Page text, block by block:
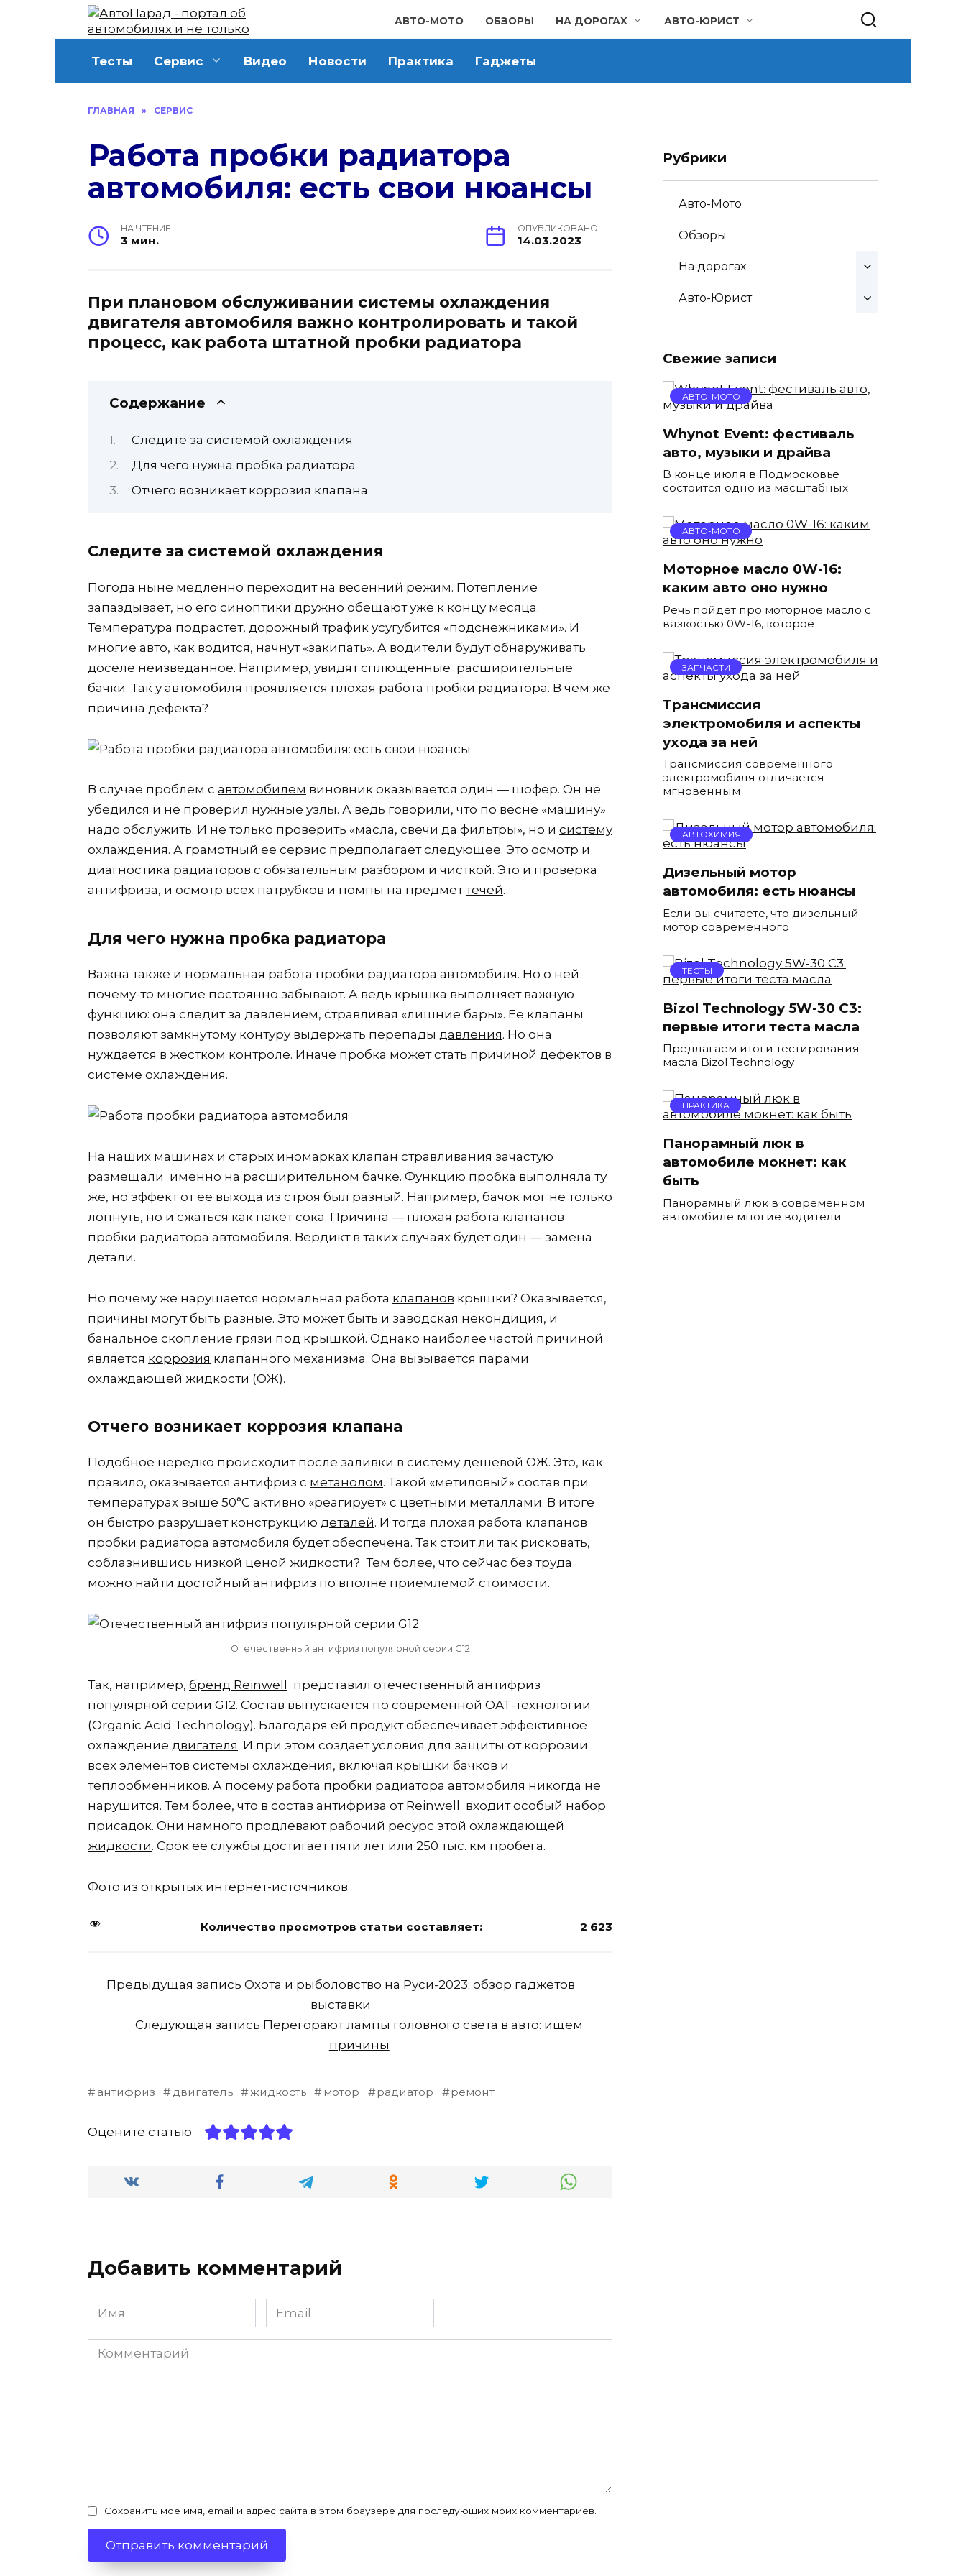
содержанию
АВТО-МОТО ОБЗОРЫ НА ДОРОГАХ АВТО-ЮРИСТ
Тесты Сервис Видео Новости Практика Гаджеты
ГЛАВНАЯ » СЕРВИС
Работа пробки радиатора
автомобиля: есть свои нюансы
НА ЧТЕНИЕ
3 мин.
ОПУБЛИКОВАНО
14.03.2023
При плановом обслуживании системы охлаждения
двигателя автомобиля важно контролировать и такой
процесс, как работа штатной пробки радиатора
Содержание
Следите за системой охлаждения
Для чего нужна пробка радиатора
Отчего возникает коррозия клапана
Следите за системой охлаждения
Погода ныне медленно переходит на весенний режим. Потепление
запаздывает, но его синоптики дружно обещают уже к концу месяца.
Температура подрастет, дорожный трафик усугубится «подснежниками». И
многие авто, как водится, начнут «закипать». А водители будут обнаруживать
доселе неизведанное. Например, увидят сплющенные расширительные
бачки. Так у автомобиля проявляется плохая работа пробки радиатора. В чем же
причина дефекта?
В случае проблем с автомобилем виновник оказывается один — шофер. Он не
убедился и не проверил нужные узлы. А ведь говорили, что по весне «машину»
надо обслужить. И не только проверить «масла, свечи да фильтры», но и систему
охлаждения. А грамотный ее сервис предполагает следующее. Это осмотр и
диагностика радиаторов с обязательным разбором и чисткой. Это и проверка
антифриза, и осмотр всех патрубков и помпы на предметтечей.
Для чего нужна пробка радиатора
Важна также и нормальная работа пробки радиатора автомобиля. Но о ней
почему-то многие постоянно забывают. А ведь крышка выполняет важную
функцию: она следит за давлением, стравливая «лишние бары». Ее клапаны
позволяют замкнутому контуру выдержать перепады давления. Но она
нуждается в жестком контроле. Иначе пробка может стать причиной дефектов в
системе охлаждения.
На наших машинах и старых иномарках клапан стравливания зачастую
размещали именно на расширительном бачке. Функцию пробка выполняла ту
же, но эффект от ее выхода из строя был разный. Например, бачок мог не только
лопнуть, но и сжаться как пакет сока. Причина — плохая работа клапанов
пробки радиатора автомобиля. Вердикт в таких случаях будет один — замена
детали.
Но почему же нарушается нормальная работа клапанов крышки? Оказывается,
причины могут быть разные. Это может быть и заводская некондиция, и
банальное скопление грязи под крышкой. Однако наиболее частой причиной
является коррозия клапанного механизма. Она вызывается парами
охлаждающей жидкости (ОЖ).
Отчего возникает коррозия клапана
Подобное нередко происходит после заливки в систему дешевой ОЖ. Это, как
правило, оказывается антифриз с метанолом. Такой «метиловый» состав при
температурах выше 50°С активно «реагирует» с цветными металлами. В итоге
он быстро разрушает конструкцию деталей. И тогда плохая работа клапанов
пробки радиатора автомобиля будет обеспечена. Так стоит ли так рисковать,
соблазнившись низкой ценой жидкости? Тем более, что сейчас без труда
можно найти достойный антифриз по вполне приемлемой стоимости.
Отечественный антифриз популярной серии G12
Так, например, бренд Reinwell представил отечественный антифриз
популярной серии G12. Состав выпускается по современной OAT-технологии
(Organic Acid Technology). Благодаря ей продукт обеспечивает эффективное
охлаждение двигателя. И при этом создает условия для защиты от коррозии
всех элементов системы охлаждения, включая крышки бачков и
теплообменников. А посему работа пробки радиатора автомобиля никогда не
нарушится. Тем более, что в состав антифриза от Reinwell входит особый набор
присадок. Они намного продлевают рабочий ресурс этой охлаждающей
жидкости. Срок ее службы достигает пяти лет или 250 тыс. км пробега.
Фото из открытых интернет-источников
Количество просмотров статьи составляет: 2 623
Предыдущая записьОхота и рыболовство на Руси-2023: обзор гаджетов
выставки
Следующая запись Перегорают лампы головного света в авто: ищем
причины
антифриз двигатель жидкость мотор радиатор ремонт
Оцените статью
Добавить комментарий
Имя
Email
Комментарий
Сохранить моё имя, email и адрес сайта в этом браузере для последующих моих комментариев.
Рубрики
Авто-Мото
Обзоры
На дорогах
Авто-Юрист
Свежие записи
АВТО-МОТО
Whynot Event: фестиваль
авто, музыки и драйва
В конце июля в Подмосковье
состоится одно из масштабных
АВТО-МОТО
Моторное масло 0W-16:
каким авто оно нужно
Речь пойдет про моторное масло с
вязкостью 0W-16, которое
ЗАПЧАСТИ
Трансмиссия
электромобиля и аспекты
ухода за ней
Трансмиссия современного
электромобиля отличается
мгновенным
АВТОХИМИЯ
Дизельный мотор
автомобиля: есть нюансы
Если вы считаете, что дизельный
мотор современного
ТЕСТЫ
Bizol Technology 5W-30 C3:
первые итоги теста масла
Предлагаем итоги тестирования
масла Bizol Technology
ПРАКТИКА
Панорамный люк в
автомобиле мокнет: как
быть
Панорамный люк в современном
автомобиле многие водители